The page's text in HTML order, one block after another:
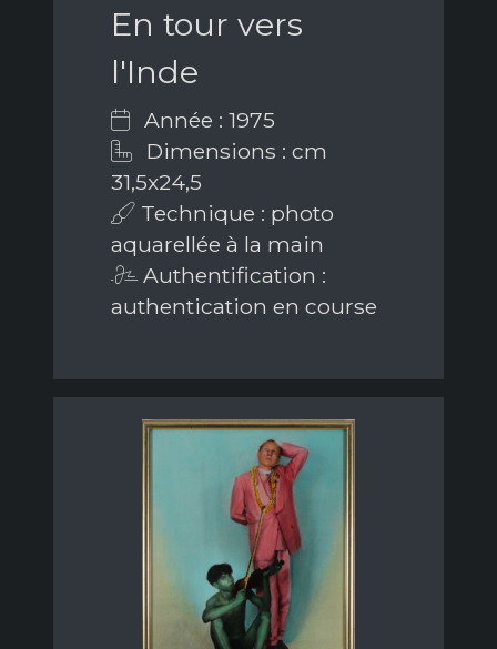
En tour vers
l'Inde
Année : 1975
Dimensions : cm
31,5x24,5
Technique : photo
aquarellée à la main
Authentification :
authentication en course